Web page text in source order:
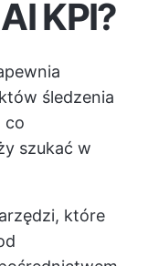
KPI?
śledzenia
co
szukać w
które